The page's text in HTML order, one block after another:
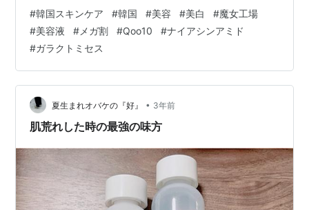
た！！ そこでQoo10で購入できる超オススメ韓国スキン
ケをご紹介したいと思います。 「魔女工場 セラム ガラ
クナイアシン2.0エッセンス」 -
https://www.qoo10.jp/su/1392841903/Q187267991 通
常版パッケージも販売されていますが、こちらは２０
２…
#韓国スキンケア #韓国 #美容 #美白 #魔女工場
#美容液 # メガ割 #Qoo10 #ナイアシンアミド
#ガラクトミセス
夏生まれオバケの『好』 • 3年前
肌荒れした時の最強の味方